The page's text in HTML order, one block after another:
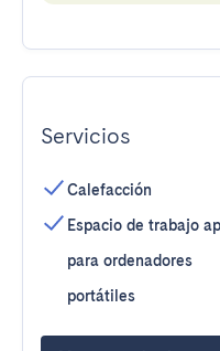
Servicios
Calefacción
Espacio de trabajo
para ordenadores
portátiles